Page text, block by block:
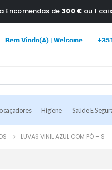
Encomendas de300 € ou 1
Bem Vindo(a) | Welcome
Higiene Saúde E
LUVAS VINIL AZUL COM PÓ – S